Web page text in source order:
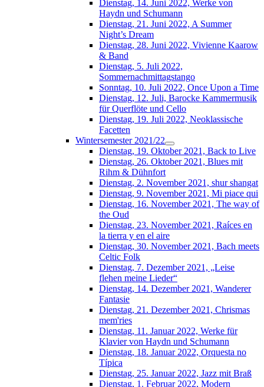
Dienstag, 14. Juni 2022, Werke von
Haydn und Schumann
Dienstag, 21. Juni 2022, A Summer
Night’s Dream
Dienstag, 28. Juni 2022, Vivienne Kaarow
& Band
Dienstag, 5. Juli 2022,
Sommernachmittagstango
Sonntag, 10. Juli 2022, Once Upon a Time
Dienstag, 12. Juli, Barocke Kammermusik
für Querflöte und Cello
Dienstag, 19. Juli 2022, Neoklassische
Facetten
Wintersemester 2021/22
Dienstag, 19. Oktober 2021, Back to Live
Dienstag, 26. Oktober 2021, Blues mit
Rihm & Dühnfort
Dienstag, 2. November 2021, shur shangat
Dienstag, 9. November 2021, Mi piace qui
Dienstag, 16. November 2021, The way of
the Oud
Dienstag, 23. November 2021, Raíces en
la tierra y en el aire
Dienstag, 30. November 2021, Bach meets
Celtic Folk
Dienstag, 7. Dezember 2021, „Leise
flehen meine Lieder“
Dienstag, 14. Dezember 2021, Wanderer
Fantasie
Dienstag, 21. Dezember 2021, Chrismas
mem'ries
Dienstag, 11. Januar 2022, Werke für
Klavier von Haydn und Schumann
Dienstag, 18. Januar 2022, Orquesta no
Típica
Dienstag, 25. Januar 2022, Jazz mit Braß
Dienstag, 1. Februar 2022, Modern